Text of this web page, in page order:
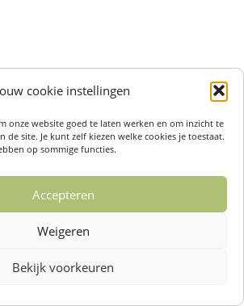
cookie instellingen
onze website goed te laten werken en om inzicht te
de site. Je kunt zelf kiezen welke cookies je toestaat.
op sommige functies.
Accepteren
Weigeren
Bekijk voorkeuren